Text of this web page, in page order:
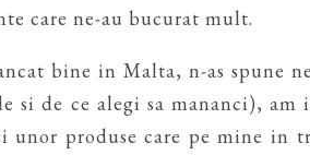
care ne-au bucurat mult.
bine in Malta, n-as spune
si de ce alegi sa mananci),
unor produse care pe mine in